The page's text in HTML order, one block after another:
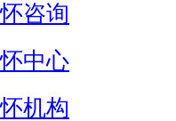
咨询
中心
机构